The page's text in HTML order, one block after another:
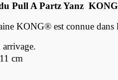
Pull A Partz Yanz
KONG® est connue dans
cm